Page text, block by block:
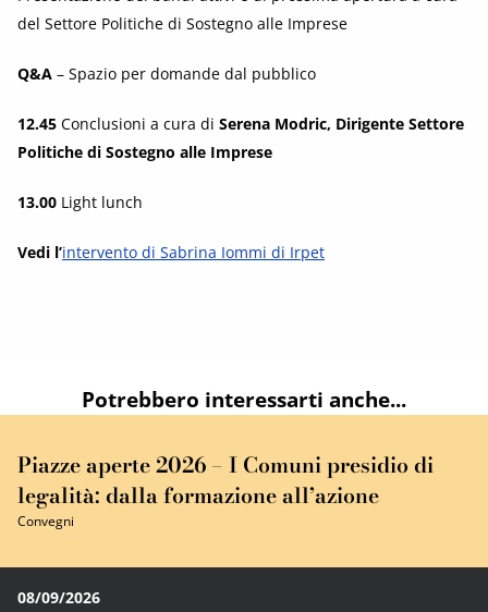
del Settore Politiche di Sostegno alle Imprese
Q&A – Spazio per domande dal pubblico
12.45 Conclusioni a cura di Serena Modric, Dirigente Settore
Politiche di Sostegno alle Imprese
13.00 Light lunch
Vedi l’intervento di Sabrina Iommi di Irpet
Potrebbero interessarti anche...
Piazze aperte 2026 – I Comuni presidio di
legalità: dalla formazione all’azione
Convegni
08/09/2026